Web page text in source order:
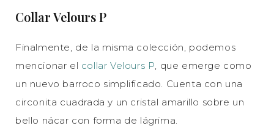
Collar Velours P
Finalmente, de la misma colección, podemos
mencionar el collar Velours P, que emerge como
un nuevo barroco simplificado. Cuenta con una
circonita cuadrada y un cristal amarillo sobre un
bello nácar con forma de lágrima.